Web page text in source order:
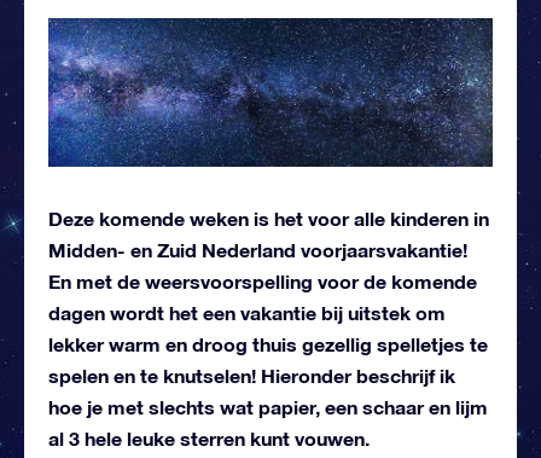
Deze komende weken is het voor alle kinderen in
Midden- en Zuid Nederland voorjaarsvakantie!
En met de weersvoorspelling voor de komende
dagen wordt het een vakantie bij uitstek om
lekker warm en droog thuis gezellig spelletjes te
spelen en te knutselen! Hieronder beschrijf ik
hoe je met slechts wat papier, een schaar en lijm
al 3 hele leuke sterren kunt vouwen.